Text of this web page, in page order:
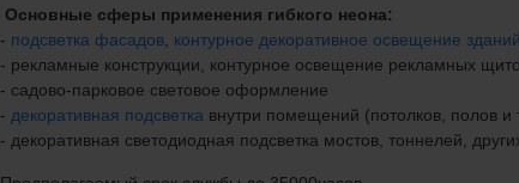
Основные сферы применения гибкого неона:
- подсветка фасадов контурное декоративное освещение зданий
- рекламные конструкции, контурное освещение рекламных
- садово-парковое световое оформление
- декоративная подсветка внутри помещений (потолков, полов и
- декоративная светодиодная подсветка мостов, тоннелей,